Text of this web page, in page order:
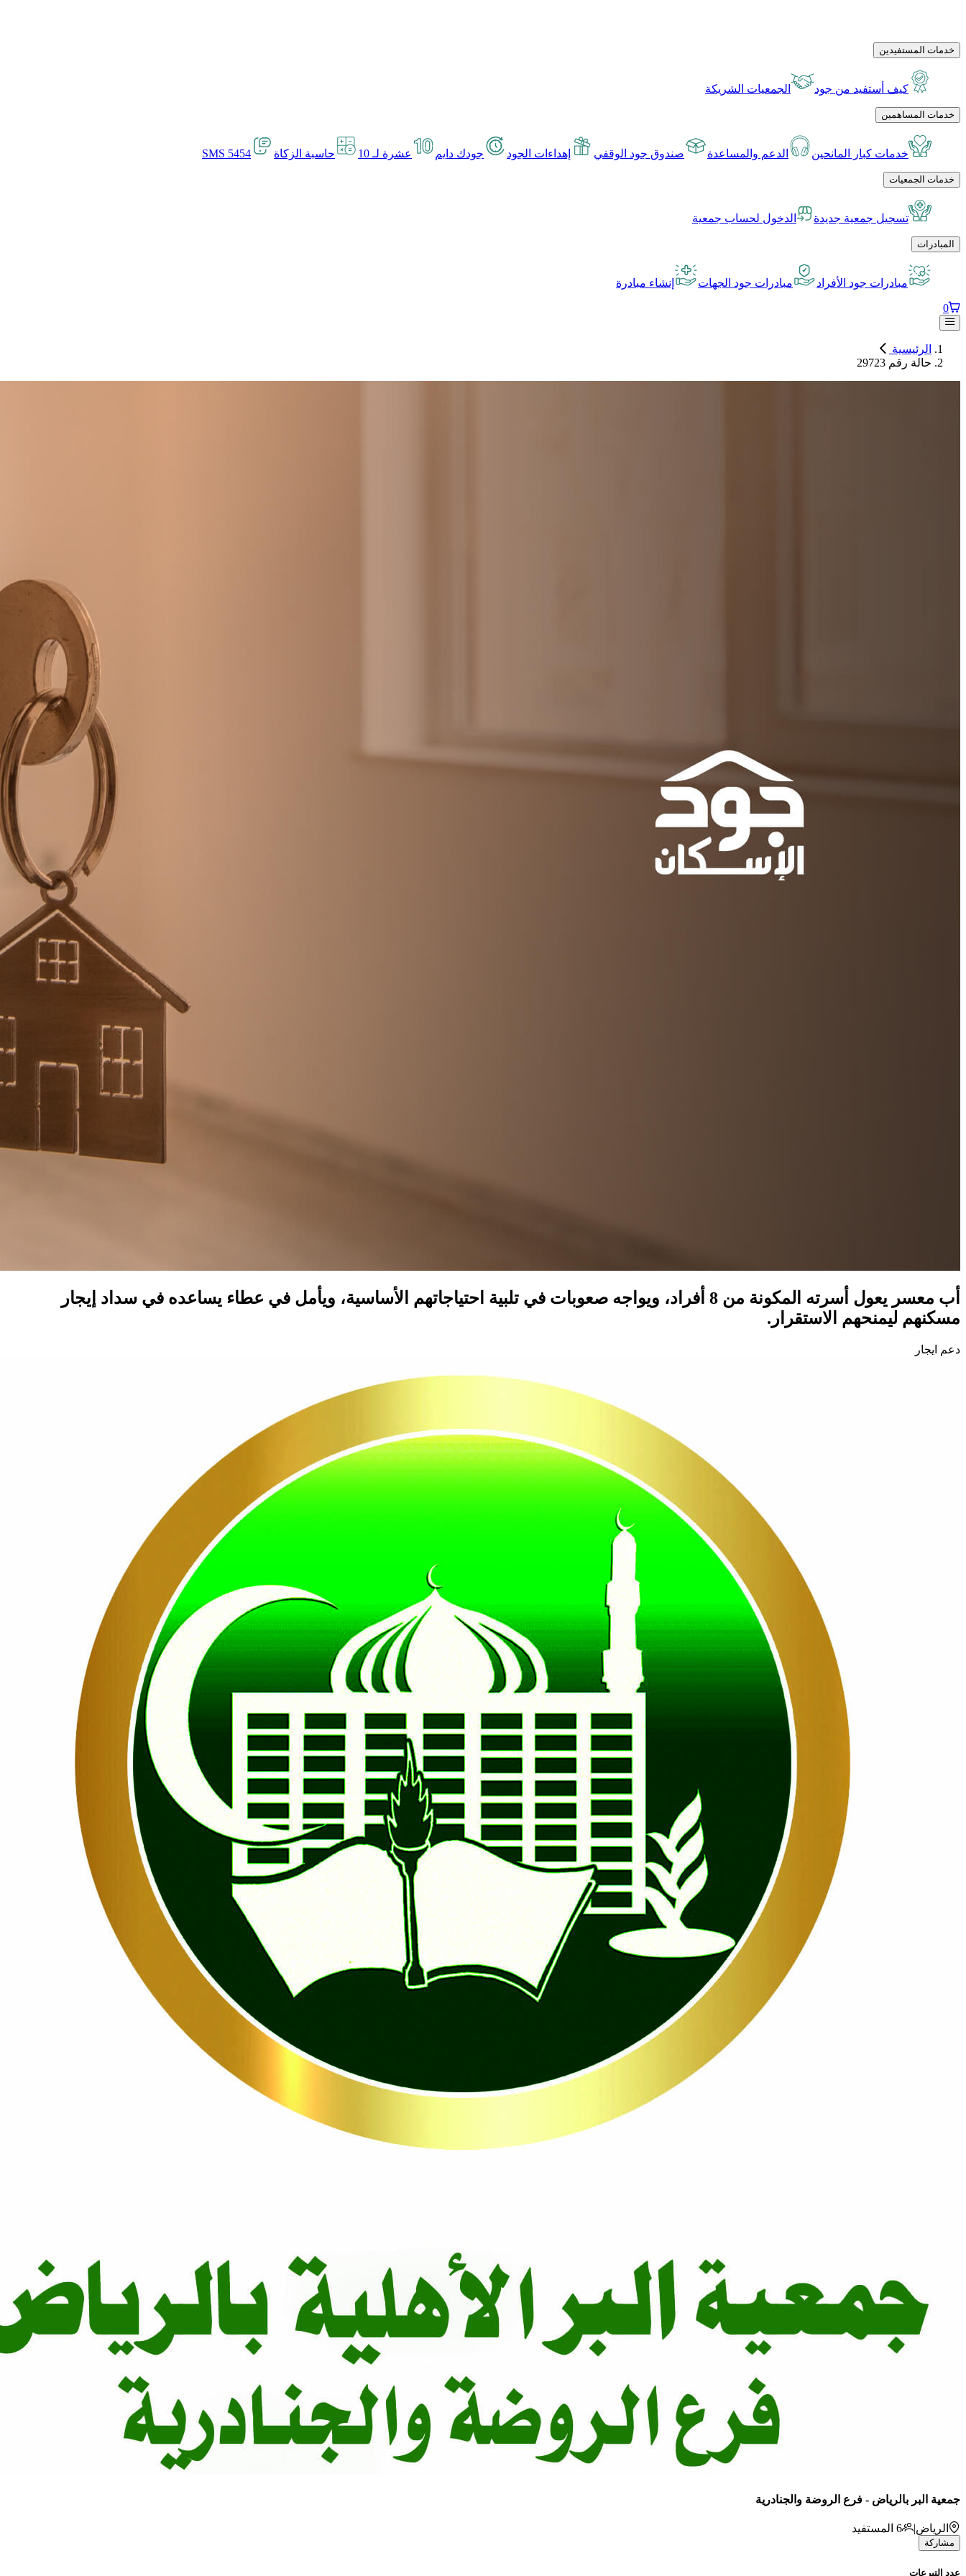
خدمات المستفيدين
كيف أستفيد من جود الجمعيات الشريكة
خدمات المساهمين
خدمات كبار المانحين الدعم والمساعدة صندوق جود الوقفي إهداءات الجود جودك دايم عشرة لـ 10 حاسبة الزكاة SMS 5454
خدمات الجمعيات
تسجيل جمعية جديدة الدخول لحساب جمعية
المبادرات
مبادرات جود الأفراد مبادرات جود الجهات إنشاء مبادرة
0
الرئيسية
حالة رقم 29723
أب معسر يعول أسرته المكونة من 8 أفراد، ويواجه صعوبات في تلبية احتياجاتهم الأساسية، ويأمل في عطاء يساعده في سداد إيجار
مسكنهم ليمنحهم الاستقرار.
دعم ايجار
جمعية البر بالرياض - فرع الروضة والجنادرية
الرياض|
6 المستفيد
مشاركة
عدد التبرعات